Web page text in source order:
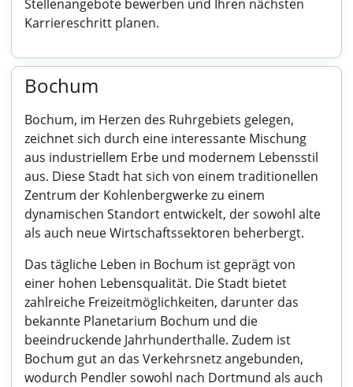
Stellenangebote bewerben und Ihren nächsten
Karriereschritt planen.
Bochum
Bochum, im Herzen des Ruhrgebiets gelegen,
zeichnet sich durch eine interessante Mischung
aus industriellem Erbe und modernem Lebensstil
aus. Diese Stadt hat sich von einem traditionellen
Zentrum der Kohlenbergwerke zu einem
dynamischen Standort entwickelt, der sowohl alte
als auch neue Wirtschaftssektoren beherbergt.
Das tägliche Leben in Bochum ist geprägt von
einer hohen Lebensqualität. Die Stadt bietet
zahlreiche Freizeitmöglichkeiten, darunter das
bekannte Planetarium Bochum und die
beeindruckende Jahrhunderthalle. Zudem ist
Bochum gut an das Verkehrsnetz angebunden,
wodurch Pendler sowohl nach Dortmund als auch